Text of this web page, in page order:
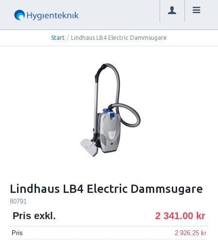
Start / Lindhaus LB4 Electric Dammsugare
Lindhaus LB4 Electric Dammsugare
80791
Pris exkl. 2 341.00
Pris
2 926.25